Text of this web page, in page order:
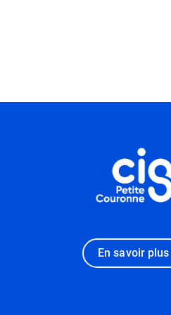
Informations utiles
En savoir plus